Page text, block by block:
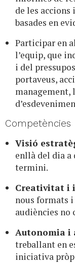
de les
basades en
Participar en
l’equip, que
i del
portaveus,
management,
Competències
Visió
enllà del dia
termini.
Creativitat i
nous formats
audiències no
Autonomia i
treballant en
iniciativa